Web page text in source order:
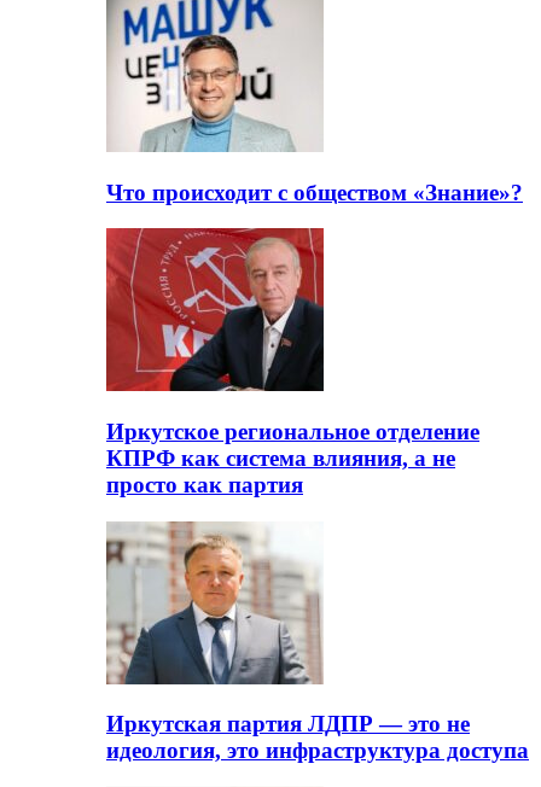
Что происходит с обществом «Знание»?
Иркутское региональное отделение
КПРФ как система влияния, а не
просто как партия
Иркутская партия ЛДПР — это не
идеология, это инфраструктура доступа